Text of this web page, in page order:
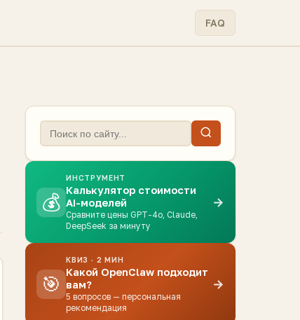
FAQ
💰
ИНСТРУМЕНТ
Калькулятор стоимости
AI-моделей
Сравните цены GPT-4o, Claude,
DeepSeek за минуту
→
🎯
КВИЗ · 2 МИН
Какой OpenClaw подходит
вам?
5 вопросов — персональная
рекомендация
→